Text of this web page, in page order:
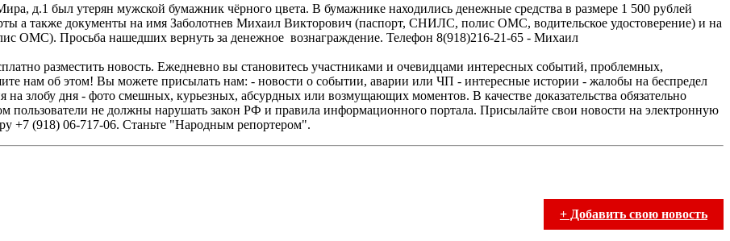
д.1 был утерян мужской бумажник чёрного цвета. В бумажнике находились денежные средства в размере 1 500 рублей
а также документы на имя Заболотнев Михаил Викторович (паспорт, СНИЛС, полис ОМС, водительское удостоверение) и на
ОМС). Просьба нашедших вернуть за денежное вознаграждение. Телефон 8(918)216-21-65 - Михаил
разместить новость. Ежедневно вы становитесь участниками и очевидцами интересных событий, проблемных,
нам об этом! Вы можете присылать нам: - новости о событии, аварии или ЧП - интересные истории - жалобы на беспредел
злобу дня - фото смешных, курьезных, абсурдных или возмущающих моментов. В качестве доказательства обязательно
пользователи не должны нарушать закон РФ и правила информационного портала. Присылайте свои новости на электронную
+7 (918) 06-717-06. Станьте "Народным репортером".
+ Добавить свою новость